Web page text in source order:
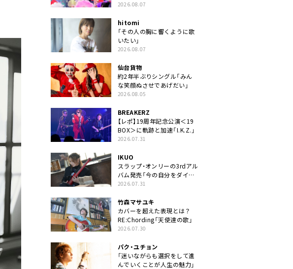
2026.08.07
hitomi
「その人の胸に響くように歌
いたい」
2026.08.07
仙台貨物
約2年半ぶりシングル「みん
な笑顔ぬさせであげだい」
2026.08.05
BREAKERZ
【レポ】19周年記念公演＜19
BOX＞に軌跡と加速「I.K.Z.」
2026.07.31
IKUO
スラップ・オンリーの3rdアル
バム発売「今の自分をダイレ
クトに」
2026.07.31
竹森マサユキ
カバーを超えた表現とは？
RE:Chording「天使達の歌」
2026.07.30
パク・ユチョン
「迷いながらも選択をして進
んでいくことが人生の魅力」